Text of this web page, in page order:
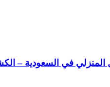
في السعودية – الكشف